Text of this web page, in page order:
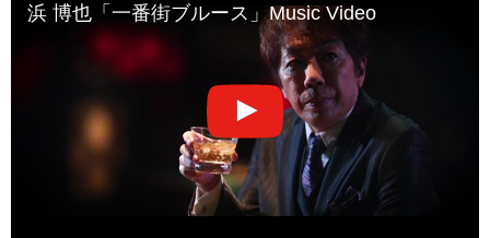
浜 博也「一番街ブルース」Music Video